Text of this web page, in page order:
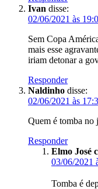
Ivan disse:
02/06/2021 às
Sem Copa
mais esse
iriam detonar a
Responder
Naldinho disse:
02/06/2021 às
Quem é tomba no
Responder
Elmo José
03/06/2021
Tomba é